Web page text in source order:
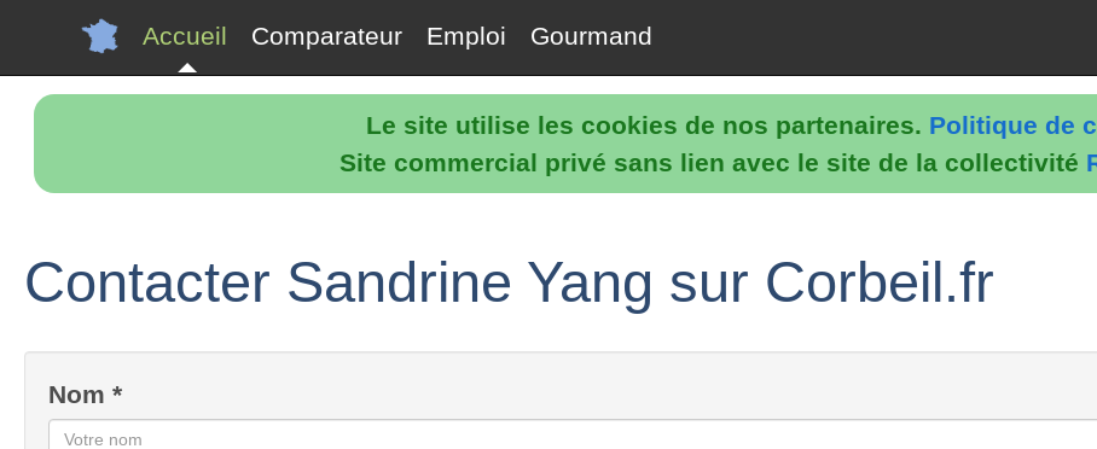
Le site utilise les cookies de nos partenaires. Politique de
Site commercial privé sans lien avec le site de la collectivité
Accueil Comparateur Emploi Gourmand
Contacter Sandrine Yang sur Corbeil.fr
Nom *